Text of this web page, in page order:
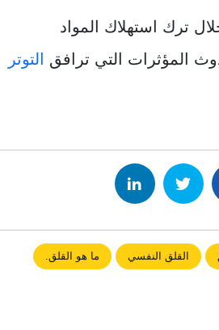
ترك استهلاك المواد
المؤثرات التي ترافق
التوتر
القلق النفسي ما هو القلق.